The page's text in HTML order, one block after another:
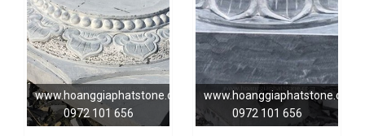
www.hoanggiaphatstone.com
0972 101 656
www.hoanggiaphatstone.com
0972 101 656